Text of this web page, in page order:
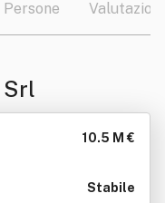
Persone Valutazioni
Srl
10.5 M €
Stabile